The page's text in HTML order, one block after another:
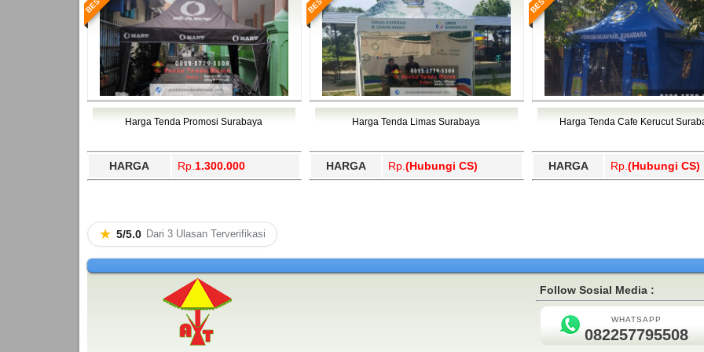
Harga Tenda Promosi Surabaya
HARGA Rp. 1.300.000
Harga Tenda Limas Surabaya
HARGA Rp. (Hubungi CS)
Harga Tenda Cafe Kerucut
HARGA Rp. (Hubungi CS)
★ 5/5.0 Dari 3 Ulasan Terverifikasi
Follow Sosial Media :
WHATSAPP
082257795508